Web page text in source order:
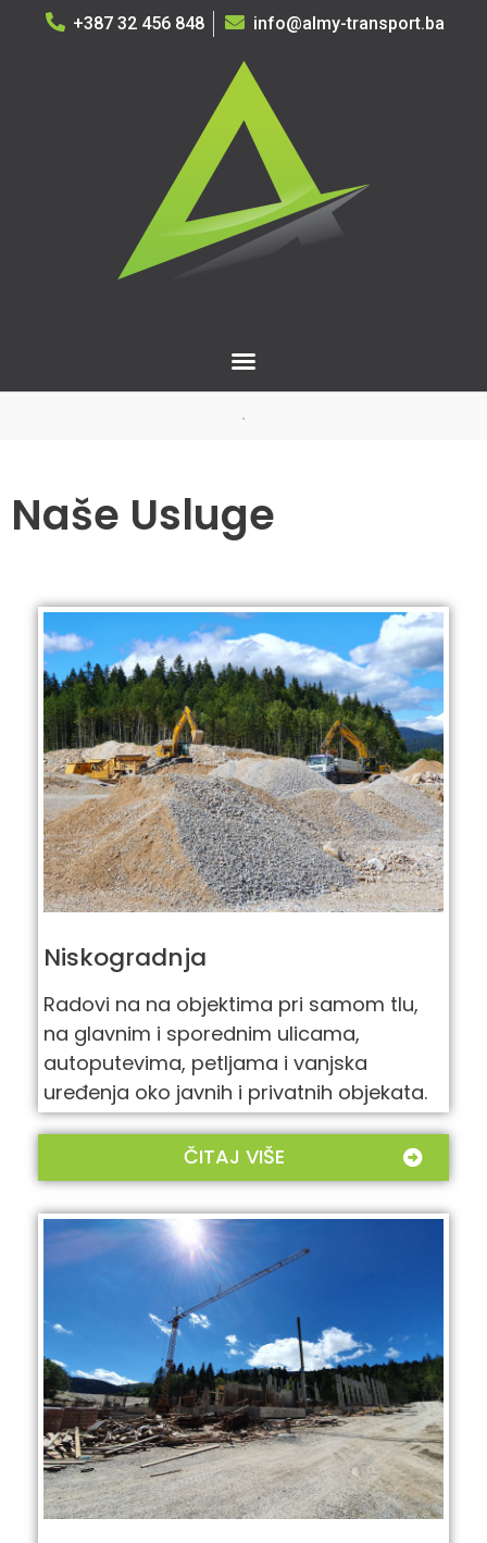
+387 32 456 848 info@almy-transport.ba
Naše Usluge
Niskogradnja
Radovi na na objektima pri samom tlu,
na glavnim i sporednim ulicama,
autoputevima, petljama i vanjska
uređenja oko javnih i privatnih objekata.
ČITAJ VIŠE